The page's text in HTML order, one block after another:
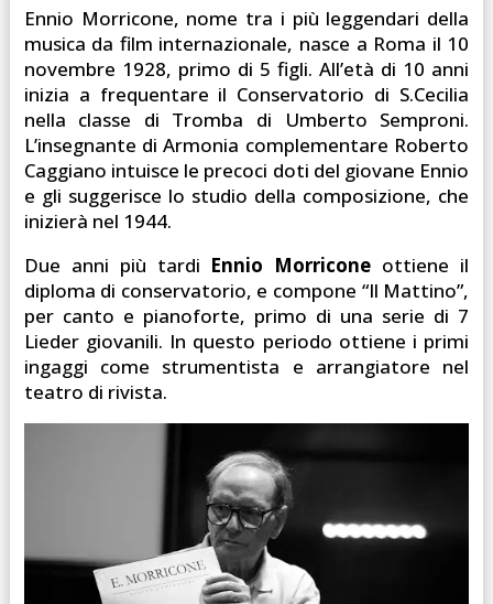
Ennio Morricone, nome tra i più leggendari della
musica da film internazionale, nasce a Roma il 10
novembre 1928, primo di 5 figli. All’età di 10 anni
inizia a frequentare il Conservatorio di S.Cecilia
nella classe di Tromba di Umberto Semproni.
L’insegnante di Armonia complementare Roberto
Caggiano intuisce le precoci doti del giovane Ennio
e gli suggerisce lo studio della composizione, che
inizierà nel 1944.
Due anni più tardi Ennio Morricone ottiene il
diploma di conservatorio, e compone “Il Mattino”,
per canto e pianoforte, primo di una serie di 7
Lieder giovanili. In questo periodo ottiene i primi
ingaggi come strumentista e arrangiatore nel
teatro di rivista.